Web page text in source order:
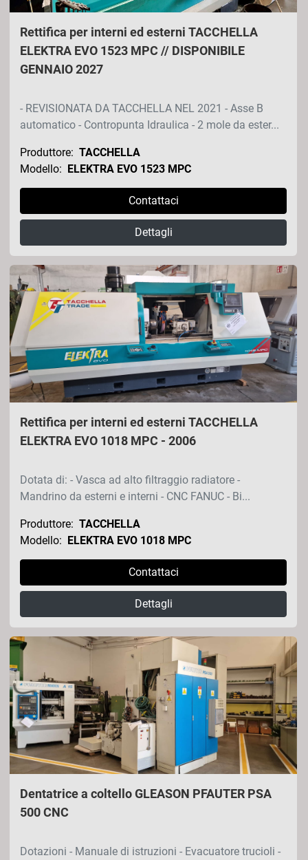
Rettifica per interni ed esterni TACCHELLA
ELEKTRA EVO 1523 MPC // DISPONIBILE
GENNAIO 2027
- REVISIONATA DA TACCHELLA NEL 2021 - Asse B
automatico - Contropunta Idraulica - 2 mole da ester...
Produttore: TACCHELLA
Modello: ELEKTRA EVO 1523 MPC
Contattaci
Dettagli
Rettifica per interni ed esterni TACCHELLA
ELEKTRA EVO 1018 MPC - 2006
Dotata di: - Vasca ad alto filtraggio radiatore -
Mandrino da esterni e interni - CNC FANUC - Bi...
Produttore: TACCHELLA
Modello: ELEKTRA EVO 1018 MPC
Contattaci
Dettagli
Dentatrice a coltello GLEASON PFAUTER PSA
500 CNC
Dotazioni - Manuale di istruzioni - Evacuatore trucioli -